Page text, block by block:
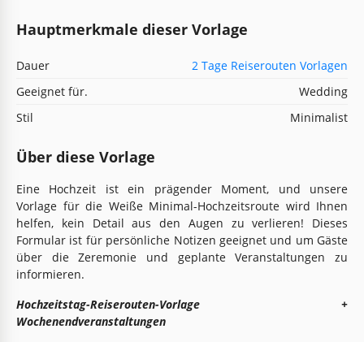
Hauptmerkmale dieser Vorlage
Dauer
2 Tage Reiserouten Vorlagen
Geeignet für.
Wedding
Stil
Minimalist
Über diese Vorlage
Eine Hochzeit ist ein prägender Moment, und unsere
Vorlage für die Weiße Minimal-Hochzeitsroute wird Ihnen
helfen, kein Detail aus den Augen zu verlieren! Dieses
Formular ist für persönliche Notizen geeignet und um Gäste
über die Zeremonie und geplante Veranstaltungen zu
informieren.
Hochzeitstag-Reiserouten-Vorlage +
Wochenendveranstaltungen